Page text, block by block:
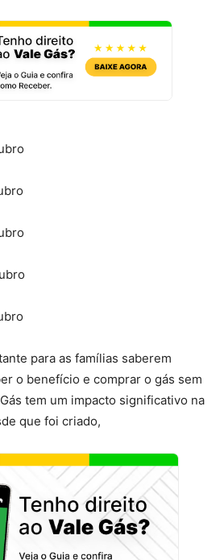
para as famílias saberem
o benefício e comprar o gás sem
tem um impacto significativo na
que foi criado,